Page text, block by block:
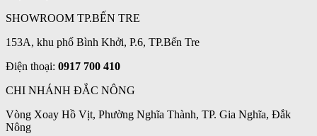
SHOWROOM TP.BẾN TRE
153A, khu phố Bình Khởi, P.6, TP.Bến Tre
Điện thoại: 0917 700 410
CHI NHÁNH ĐẮC NÔNG
Vòng Xoay Hồ Vịt, Phường Nghĩa Thành, TP. Gia Nghĩa, Đắk
Nông